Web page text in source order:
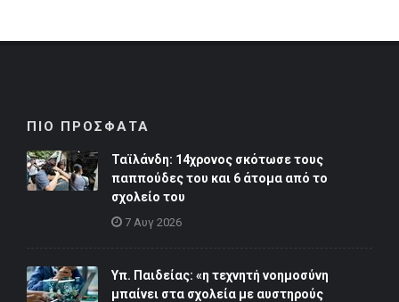
ΠΙΟ ΠΡΟΣΦΑΤΑ
Ταϊλάνδη: 14χρονος σκότωσε τους
παππούδες του και 6 άτομα από το
σχολείο του
7 Αυγ 2026
Υπ. Παιδείας: «η τεχνητή νοημοσύνη
μπαίνει στα σχολεία με αυστηρούς